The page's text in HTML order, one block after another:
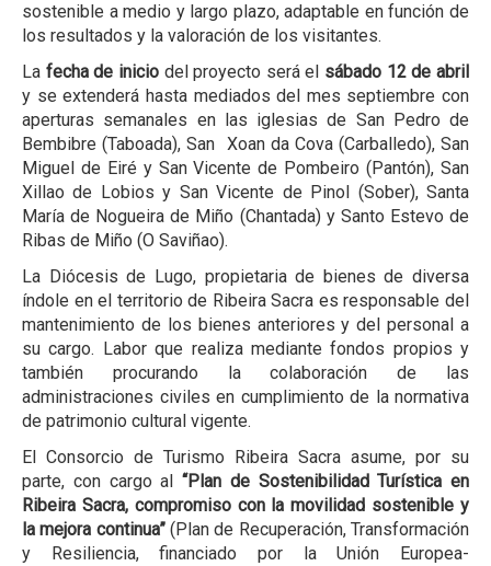
sostenible a medio y largo plazo, adaptable en función de
los resultados y la valoración de los visitantes.
La fecha de iniciodel proyecto será el sábado 12 de abril
y se extenderá hasta mediados del mes septiembre con
aperturas semanales en las iglesias de San Pedro de
Bembibre (Taboada), San Xoan da Cova (Carballedo), San
Miguel de Eiré y San Vicente de Pombeiro (Pantón), San
Xillao de Lobios y San Vicente de Pinol (Sober), Santa
María de Nogueira de Miño (Chantada) y Santo Estevo de
Ribas de Miño (O Saviñao).
La Diócesis de Lugo, propietaria de bienes de diversa
índole en el territorio de Ribeira Sacra es responsable del
mantenimiento de los bienes anteriores y del personal a
su cargo. Labor que realiza mediante fondos propios y
también procurando la colaboración de las
administraciones civiles en cumplimiento de la normativa
de patrimonio cultural vigente.
El Consorcio de Turismo Ribeira Sacra asume, por su
parte, con cargo al “Plan de Sostenibilidad Turística en
Ribeira Sacra, compromiso con la movilidad sostenible y
la mejora continua”(Plan de Recuperación, Transformación
y Resiliencia, financiado por la Unión Europea-